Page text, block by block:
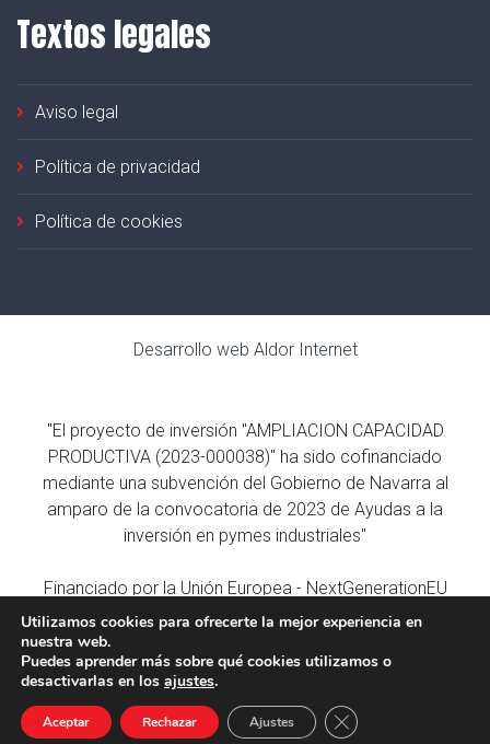
Textos legales
Aviso legal
Política de privacidad
Política de cookies
Desarrollo web Aldor Internet
Utilizamos cookies para ofrecerte la mejor experiencia en
nuestra web.
Puedes aprender más sobre qué cookies utilizamos o
desactivarlas en los ajustes.
Aceptar Rechazar Ajustes CERRAR EL
"El proyecto de inversión "AMPLIACION CAPACIDAD
PRODUCTIVA (2023-000038)" ha sido cofinanciado
mediante una subvención del Gobierno de Navarra al
amparo de la convocatoria de 2023 de Ayudas a la
inversión en pymes industriales"
Financiado por la Unión Europea - NextGenerationEU